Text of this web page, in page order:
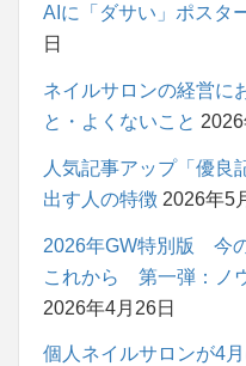
AIに「ダサい」ポスタ
日
ネイルサロンの経営に
と・よくないこと
人気記事アップ「優良
出す人の特徴 2026年5
2026年GW特別版 今
これから 第一弾：ノ
2026年4月26日
個人ネイルサロンが4